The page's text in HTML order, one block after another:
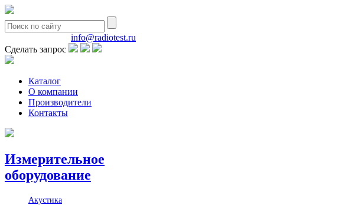
info@radiotest.ru
Сделать запрос
Каталог
О компании
Производители
Контакты
Измерительное
оборудование
Акустика